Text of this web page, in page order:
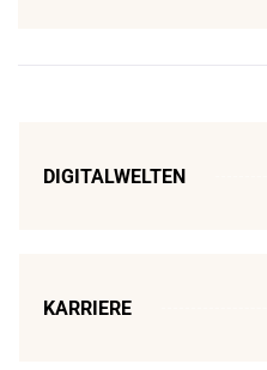
DIGITALWELTEN
KARRIERE